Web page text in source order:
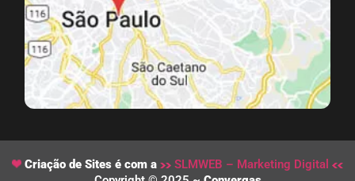
Criação de Sites é com a
SLMWEB – Marketing Digital